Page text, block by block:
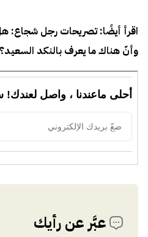
اقرأ أيضًا:تصريحات رجل شجاع: هل
وأنّ هناك ما يعرف بالنكد السعيد؟
عبَّر عن رأيك